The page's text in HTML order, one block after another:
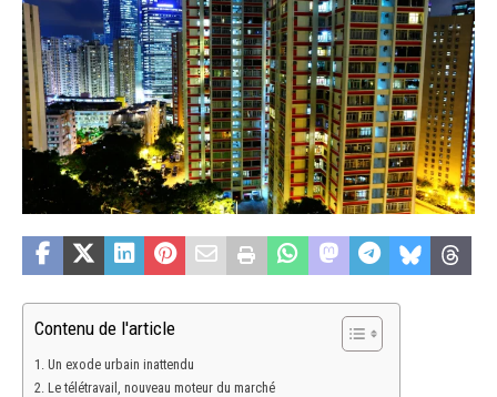
Contenu de l'article
Un exode urbain inattendu
Le télétravail, nouveau moteur du marché